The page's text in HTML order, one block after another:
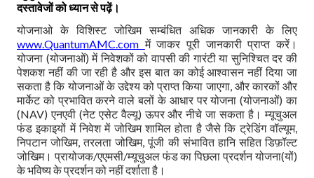
दस्तावेजों को ध्यान से पढ़ें।
योजनाओ के विशिस्ट जोखिम सम्बंधित अधिक जानकारी के लिए
www.QuantumAMC.comमें जाकर पूरी जानकारी प्राप्त करें।
योजना (योजनाओं) में निवेशकों को वापसी की गारंटी या सुनिश्चित दर की
पेशकश नहीं की जा रही है और इस बात का कोई आश्वासन नहीं दिया जा
सकता है कि योजनाओं के उद्देश्य को प्राप्त किया जाएगा, और कारकों और
मार्केट को प्रभावित करने वाले बलों के आधार पर योजना (योजनाओं) का
(NAV) एनएवी (नेट एसेट वैल्यू) ऊपर और नीचे जा सकता है। म्यूचुअल
फंड इकाइयों में निवेश में जोखिम शामिल होता है जैसे कि ट्रेडिंग वॉल्यूम,
निपटान जोखिम, तरलता जोखिम, पूंजी की संभावित हानि सहित डिफ़ॉल्ट
जोखिम। प्रायोजक/एएमसी/म्यूचुअल फंड का पिछला प्रदर्शन योजना(यों)
के भविष्य के प्रदर्शन को नहीं दर्शाता है।